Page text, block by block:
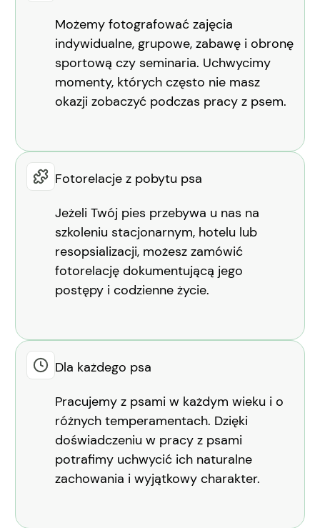
Możemy fotografować zajęcia
indywidualne, grupowe, zabawę i obronę
sportową czy seminaria. Uchwycimy
momenty, których często nie masz
okazji zobaczyć podczas pracy z psem.
Fotorelacje z pobytu psa
Jeżeli Twój pies przebywa u nas na
szkoleniu stacjonarnym, hotelu lub
resopsializacji, możesz zamówić
fotorelację dokumentującą jego
postępy i codzienne życie.
Dla każdego psa
Pracujemy z psami w każdym wieku i o
różnych temperamentach. Dzięki
doświadczeniu w pracy z psami
potrafimy uchwycić ich naturalne
zachowania i wyjątkowy charakter.